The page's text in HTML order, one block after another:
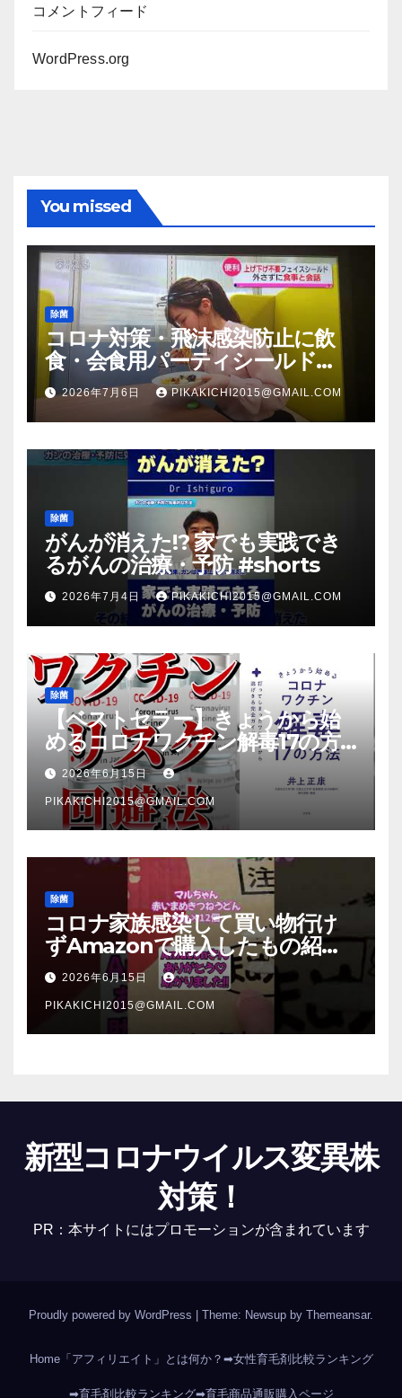
コメントフィード
WordPress.org
You missed
除菌
コロナ対策・飛沫感染防止に飲
食・会食用パーティシールド
（マスク会食代替品）ＦＢＣ福井
放送のＴＶ番組での紹介映像
2026年7月6日 PIKAKICHI2015@GMAIL.COM
除菌
がんが消えた!? 家でも実践でき
るがんの治療・予防 #shorts
2026年7月4日 PIKAKICHI2015@GMAIL.COM
除菌
【ベストセラー】きょうから始
めるコロナワクチン解毒17の方
法【本要約】
2026年6月15日
PIKAKICHI2015@GMAIL.COM
除菌
コロナ家族感染して買い物行け
ずAmazonで購入したもの紹
介 #Shorts
2026年6月15日
PIKAKICHI2015@GMAIL.COM
新型コロナウイルス変異株
対策！
PR：本サイトにはプロモーションが含まれています
Proudly powered by WordPress Theme: Newsup by Themeansar.
Home「アフィリエイト」とは何か？ ➡女性育毛剤比較ランキング
➡育毛剤比較ランキング➡育毛商品通販購入ページ